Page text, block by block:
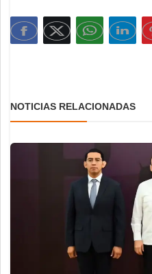
NOTICIAS RELACIONADAS